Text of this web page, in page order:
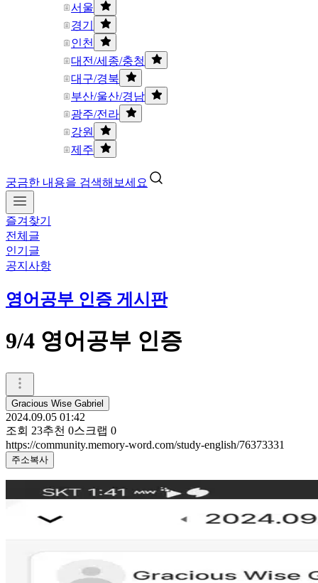
서울
경기
인천
대전/세종/충청
대구/경북
부산/울산/경남
광주/전라
강원
제주
궁금한 내용을 검색해보세요
즐겨찾기
전체글
인기글
공지사항
영어공부 인증 게시판
9/4 영어공부 인증
Gracious Wise Gabriel
2024.09.05 01:42
조회 23추천 0스크랩 0
https://community.memory-word.com/study-english/76373331
주소복사